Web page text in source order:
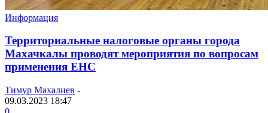
Информация
Территориальные налоговые органы города
Махачкалы проводят мероприятия по вопросам
применения ЕНС
Тимур Махалиев -
09.03.2023 18:47